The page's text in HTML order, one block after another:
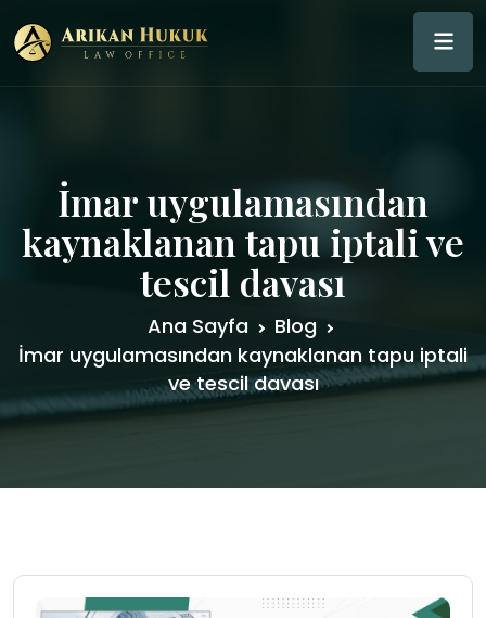
İmar uygulamasından
kaynaklanan tapu iptali ve
tescil davası
Ana Sayfa
Blog
İmar uygulamasından kaynaklanan tapu iptali
ve tescil davası